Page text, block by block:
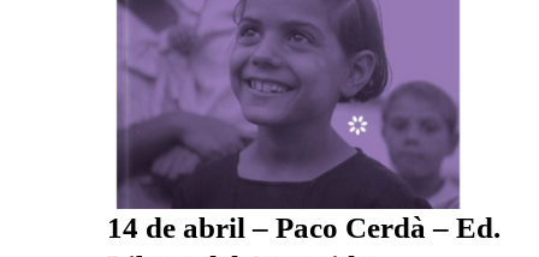
14 de abril – Paco Cerdà – Ed.